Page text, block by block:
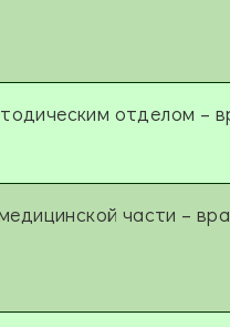
отделом –
части –